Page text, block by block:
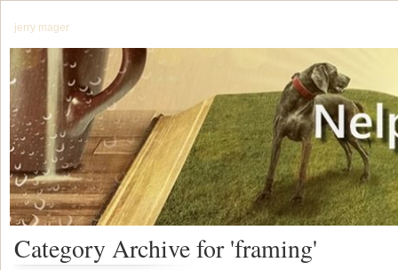
jerry mager
Category Archive for 'framing'